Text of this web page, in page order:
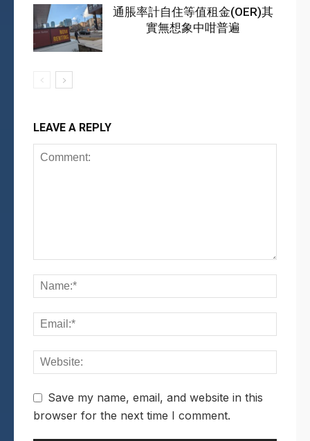
通脹率計自住等值租金(OER)其
實無想象中咁普遍
LEAVE A REPLY
Save my name, email, and website in this
browser for the next time I comment.